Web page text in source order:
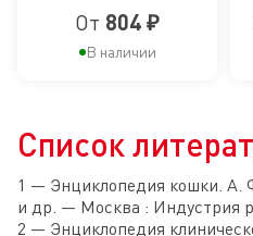
короткошерстных
котят
короткошерстных котят
От 804 ₽
В наличии
Список
1 — Энциклопедия кошки. А.
и др. — Москва : Индустрия
2 — Энциклопедия